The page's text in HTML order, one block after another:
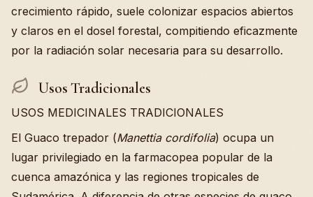
crecimiento rápido, suele colonizar espacios abiertos
y claros en el dosel forestal, compitiendo eficazmente
por la radiación solar necesaria para su desarrollo.
Usos Tradicionales
USOS MEDICINALES TRADICIONALES
El Guaco trepador (Manettia cordifolia) ocupa un
lugar privilegiado en la farmacopea popular de la
cuenca amazónica y las regiones tropicales de